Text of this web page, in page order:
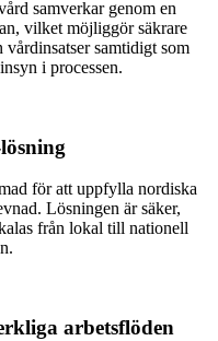
samverkar genom en
vilket möjliggör säkrare
vårdinsatser samtidigt som
i processen.
för att uppfylla nordiska
Lösningen är säker,
från lokal till nationell
arbetsflöden